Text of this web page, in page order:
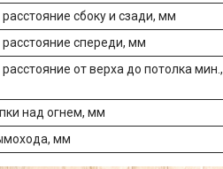
сбоку и сзади, мм
расстояние спереди, мм
от верха до потолка мин.,
над огнем, мм
мм